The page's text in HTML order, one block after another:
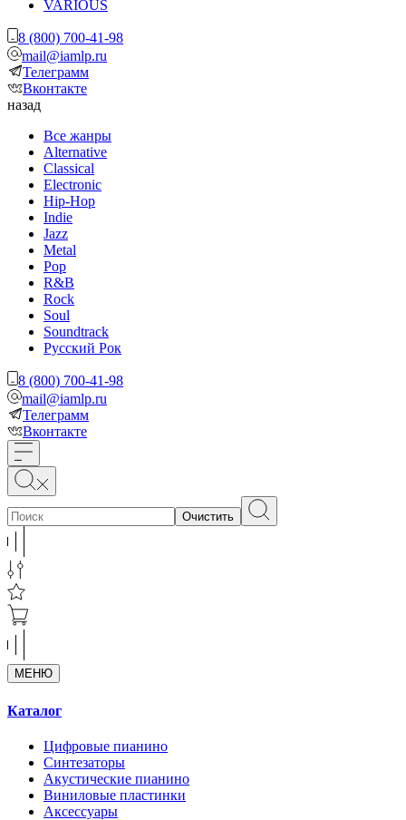
VARIOUS
8 (800) 700-41-98
mail@iamlp.ru
Телеграмм
Вконтакте
назад
Все жанры
Alternative
Classical
Electronic
Hip-Hop
Indie
Jazz
Metal
Pop
R&B
Rock
Soul
Soundtrack
Русский Рок
8 (800) 700-41-98
mail@iamlp.ru
Телеграмм
Вконтакте
Очистить
МЕНЮ
Каталог
Цифровые пианино
Синтезаторы
Акустические пианино
Виниловые пластинки
Аксессуары